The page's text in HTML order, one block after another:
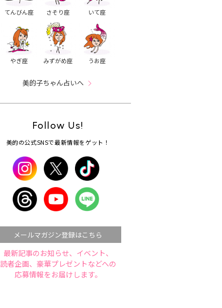
てんびん座 さそり座 いて座
やぎ座 みずがめ座 うお座
美的子ちゃん占いへ
Follow Us!
美的の公式SNSで最新情報をゲット！
メールマガジン登録はこちら
最新記事のお知らせ、イベント、
読者企画、豪華プレゼントなどへの
応募情報をお届けします。